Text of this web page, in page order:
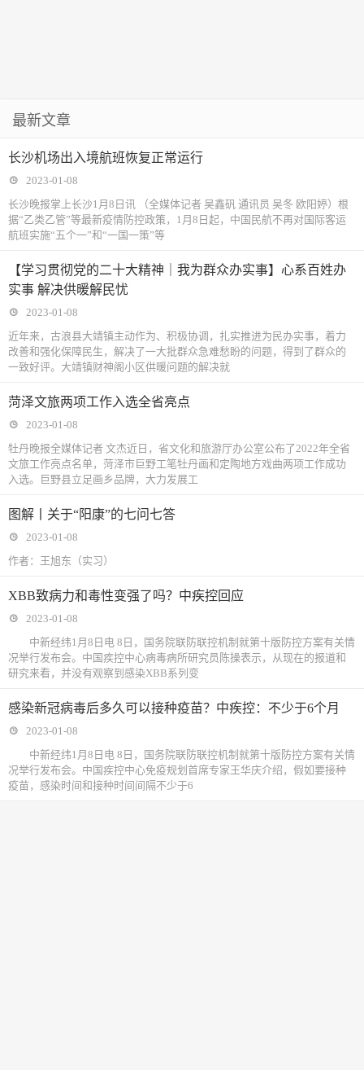
最新文章
长沙机场出入境航班恢复正常运行
2023-01-08
长沙晚报掌上长沙1月8日讯 （全媒体记者 吴鑫矾 通讯员 吴冬 欧阳婷）根
据“乙类乙管”等最新疫情防控政策，1月8日起，中国民航不再对国际客运
航班实施“五个一”和“一国一策”等
【学习贯彻党的二十大精神｜我为群众办实事】心系百姓办
实事 解决供暖解民忧
2023-01-08
近年来，古浪县大靖镇主动作为、积极协调，扎实推进为民办实事，着力
改善和强化保障民生，解决了一大批群众急难愁盼的问题，得到了群众的
一致好评。大靖镇财神阁小区供暖问题的解决就
菏泽文旅两项工作入选全省亮点
2023-01-08
牡丹晚报全媒体记者 文杰近日，省文化和旅游厅办公室公布了2022年全省
文旅工作亮点名单，菏泽市巨野工笔牡丹画和定陶地方戏曲两项工作成功
入选。巨野县立足画乡品牌，大力发展工
图解丨关于“阳康”的七问七答
2023-01-08
作者：王旭东（实习）
XBB致病力和毒性变强了吗？中疾控回应
2023-01-08
中新经纬1月8日电 8日，国务院联防联控机制就第十版防控方案有关情
况举行发布会。中国疾控中心病毒病所研究员陈操表示，从现在的报道和
研究来看，并没有观察到感染XBB系列变
感染新冠病毒后多久可以接种疫苗？中疾控：不少于6个月
2023-01-08
中新经纬1月8日电 8日，国务院联防联控机制就第十版防控方案有关情
况举行发布会。中国疾控中心免疫规划首席专家王华庆介绍，假如要接种
疫苗，感染时间和接种时间间隔不少于6